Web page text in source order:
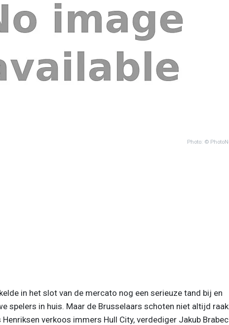
Photo: ©
in het slot van de mercato nog een serieuze tand bij en
spelers in huis. Maar de Brusselaars schoten niet altijd raak.
verkoos immers Hull City, verdediger Jakub Brabec